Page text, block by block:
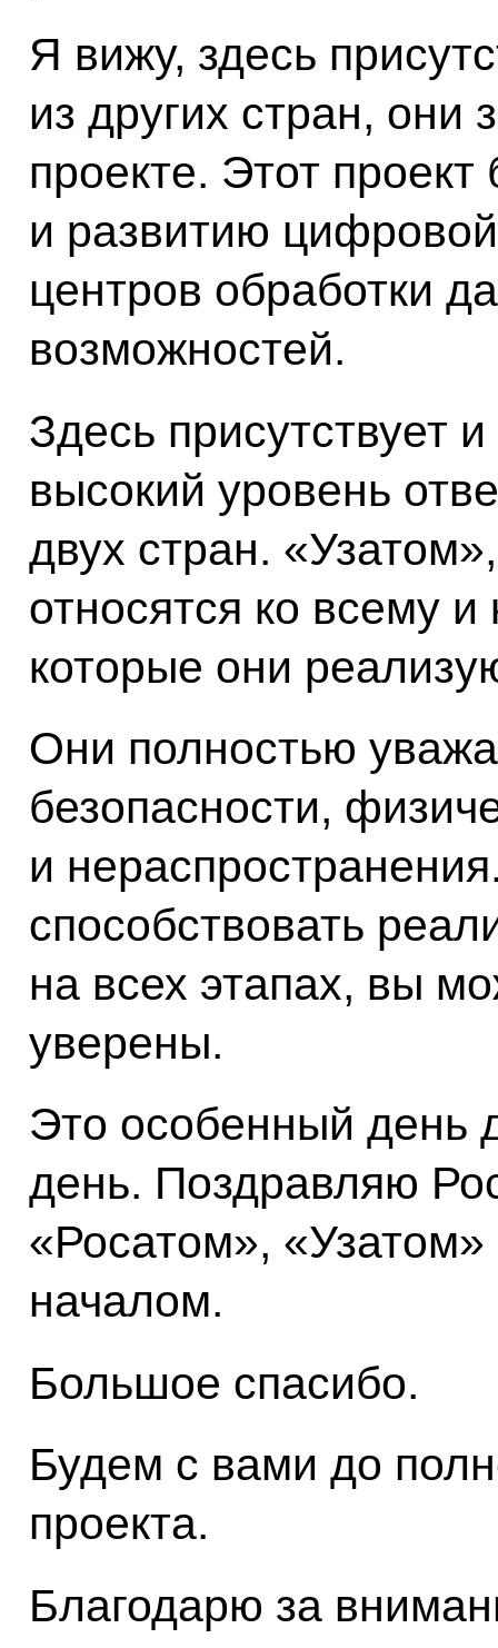
Я вижу, здесь
из других стран, они
проекте. Этот проект
и развитию
центров обработки
возможностей.
Здесь присутствует
высокий уровень
двух стран.
относятся ко всему
которые они
Они полностью
безопасности,
и
способствовать
на всех этапах, вы
уверены.
Это особенный день
день. Поздравляю
«Росатом»,
началом.
Большое спасибо.
Будем с вами до
проекта.
Благодарю за